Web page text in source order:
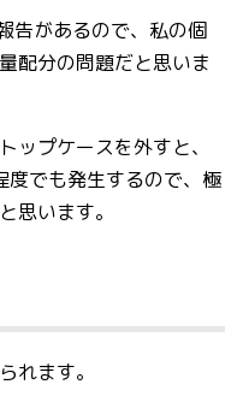
告があるので、私の個
配分の問題だと思いま
ップケースを外すと、
でも発生するので、極
思います。
れます。